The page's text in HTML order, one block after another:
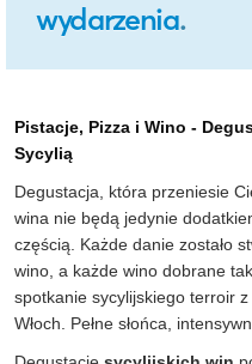
wydarzenia.
Pistacje, Pizza i Wino -
Sycylią
Degustacja, która przeniesie
wina nie będą jedynie
częścią. Każde danie zostało
wino, a każde wino dobrane
spotkanie sycylijskiego terroir
Włoch. Pełne słońca,